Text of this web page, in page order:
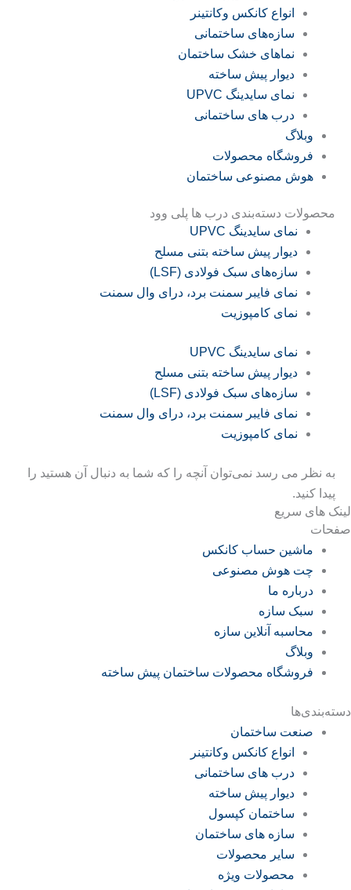
انواع کانکس وکانتینر
سازه‌های ساختمانی
نماهای خشک ساختمان
دیوار پیش ساخته
نمای سایدینگ UPVC
درب های ساختمانی
وبلاگ
فروشگاه محصولات
هوش مصنوعی ساختمان
محصولات دسته‌بندی درب ها پلی وود
نمای سایدینگ UPVC
دیوار پیش ساخته بتنی مسلح
سازه‌های سبک فولادی (LSF)
نمای فایبر سمنت برد، درای وال سمنت
نمای کامپوزیت
نمای سایدینگ UPVC
دیوار پیش ساخته بتنی مسلح
سازه‌های سبک فولادی (LSF)
نمای فایبر سمنت برد، درای وال سمنت
نمای کامپوزیت
به نظر می رسد نمی‌توان آنچه را که شما به دنبال آن هستید را
پیدا کنید.
لینک های سریع
صفحات
ماشین حساب کانکس
چت هوش مصنوعی
درباره ما
سبک سازه
محاسبه آنلاین سازه
وبلاگ
فروشگاه محصولات ساختمان پیش ساخته
دسته‌بندی‌ها
صنعت ساختمان
انواع کانکس وکانتینر
درب های ساختمانی
دیوار پیش ساخته
ساختمان کپسول
سازه های ساختمان
سایر محصولات
محصولات ویژه